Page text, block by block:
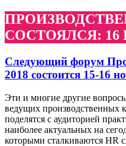
СОСТОЯЛСЯ: 16
Cледующий форум
2018 состоится 15-16
Эти и многие другие
ведущих производственных
поделятся с аудиторией
наиболее актуальных на
которыми сталкиваются HR